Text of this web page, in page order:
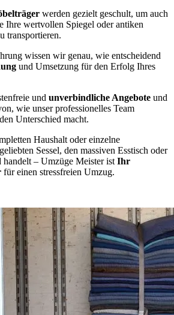
werden gezielt geschult, um auch
Ihre wertvollen Spiegel oder antiken
transportieren.
wissen wir genau, wie entscheidend
und Umsetzung für den Erfolg Ihres
und unverbindliche Angebote und
wie unser professionelles Team
Unterschied macht.
Haushalt oder einzelne
Sessel, den massiven Esstisch oder
handelt – Umzüge Meister ist Ihr
für einen stressfreien Umzug.